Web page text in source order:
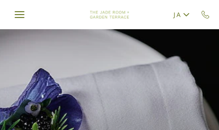
Skip to main content
JA